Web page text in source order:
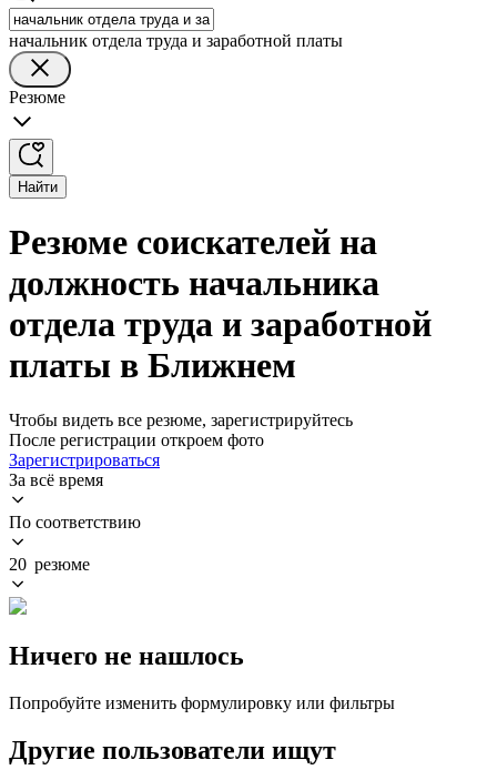
начальник отдела труда и заработной платы
Резюме
Найти
Резюме соискателей на
должность начальника
отдела труда и заработной
платы в Ближнем
Чтобы видеть все резюме, зарегистрируйтесь
После регистрации откроем фото
Зарегистрироваться
За всё время
По соответствию
20 резюме
Ничего не нашлось
Попробуйте изменить формулировку или фильтры
Другие пользователи ищут